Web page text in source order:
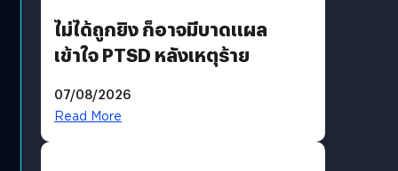
ไม่ได้ถูกยิง ก็อาจมีบาดแผล
เข้าใจ PTSD หลังเหตุร้าย
07/08/2026
Read More